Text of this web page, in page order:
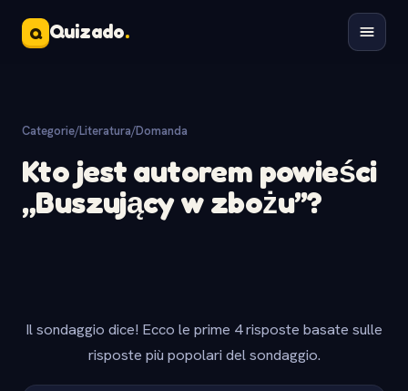
Q Quizado.
Categorie/Literatura/Domanda
Kto jest autorem powieści
„Buszujący w zbożu”?
Il sondaggio dice! Ecco le prime 4 risposte basate sulle
risposte più popolari del sondaggio.